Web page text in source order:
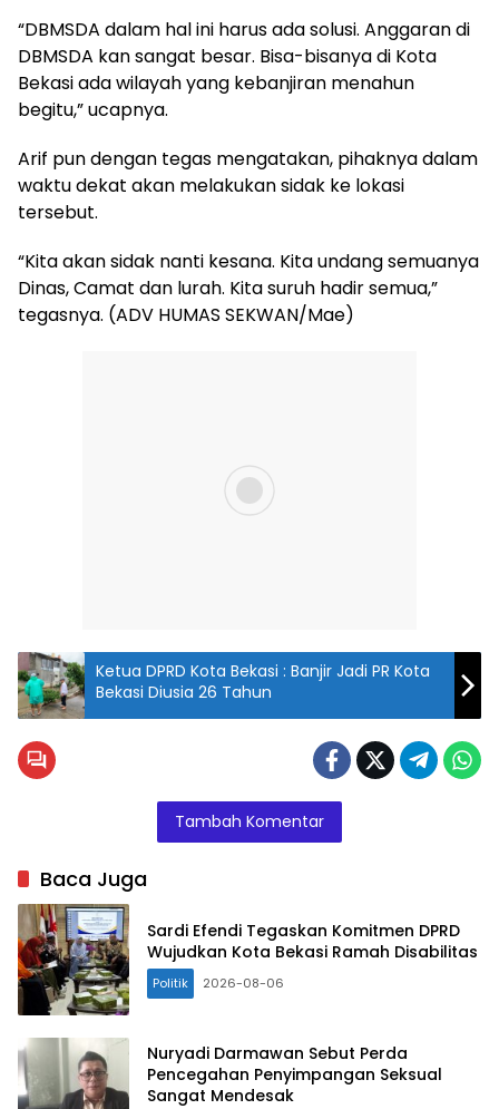
“DBMSDA dalam hal ini harus ada solusi. Anggaran di
DBMSDA kan sangat besar. Bisa-bisanya di Kota
Bekasi ada wilayah yang kebanjiran menahun
begitu,” ucapnya.
Arif pun dengan tegas mengatakan, pihaknya dalam
waktu dekat akan melakukan sidak ke lokasi
tersebut.
“Kita akan sidak nanti kesana. Kita undang semuanya
Dinas, Camat dan lurah. Kita suruh hadir semua,”
tegasnya. (ADV HUMAS SEKWAN/Mae)
Ketua DPRD Kota Bekasi : Banjir Jadi PR Kota
Bekasi Diusia 26 Tahun
Tambah Komentar
Baca Juga
Sardi Efendi Tegaskan Komitmen DPRD
Wujudkan Kota Bekasi Ramah Disabilitas
Politik 2026-08-06
Nuryadi Darmawan Sebut Perda
Pencegahan Penyimpangan Seksual
Sangat Mendesak